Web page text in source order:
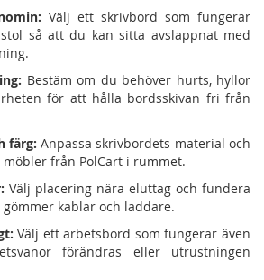
Välj ett skrivbord som fungerar
så att du kan sitta avslappnat med
Bestäm om du behöver hurts, hyllor
för att hålla bordsskivan fri från
färg: Anpassa skrivbordets material och
från PolCart i rummet.
Välj placering nära eluttag och fundera
kablar och laddare.
Välj ett arbetsbord som fungerar även
förändras eller utrustningen